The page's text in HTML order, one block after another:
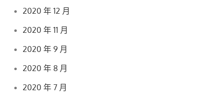
2020 年 12 月
2020 年 11 月
2020 年 9 月
2020 年 8 月
2020 年 7 月